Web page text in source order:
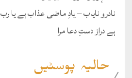
نادرو نایاب – یادِ ماضی عذاب ہے یا رب
ہے دراز دستِ دعا مرا
حالیہ پوسٹیں